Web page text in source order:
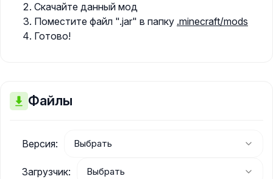
Скачайте данный мод
Поместите файл ".jar" в папку .minecraft/mods
Готово!
Файлы
Версия:
Загрузчик: